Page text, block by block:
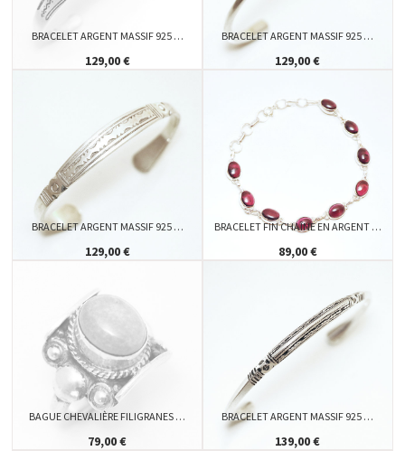
BRACELET ARGENT MASSIF 925 …
129,00 €
BRACELET ARGENT MASSIF 925 …
129,00 €
BRACELET ARGENT MASSIF 925 …
129,00 €
BRACELET FIN CHAÎNE EN ARGENT …
89,00 €
BAGUE CHEVALIÈRE FILIGRANES …
79,00 €
BRACELET ARGENT MASSIF 925 …
139,00 €